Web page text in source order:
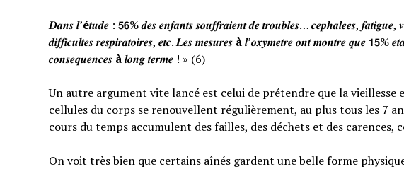
𝑫𝒂𝒏𝒔 𝒍’é𝒕𝒖𝒅𝒆 : 𝟱𝟲% 𝒅𝒆𝒔 𝒆𝒏𝒇𝒂𝒏𝒕𝒔 𝒔𝒐𝒖𝒇𝒇𝒓𝒂𝒊𝒆𝒏𝒕 𝒅𝒆 𝒕𝒓𝒐𝒖𝒃𝒍𝒆𝒔… 𝒄𝒆𝒑𝒉𝒂𝒍𝒆𝒆𝒔, 𝒇𝒂𝒕𝒊𝒈𝒖𝒆,
𝒅𝒊𝒇𝒇𝒊𝒄𝒖𝒍𝒕𝒆𝒔 𝒓𝒆𝒔𝒑𝒊𝒓𝒂𝒕𝒐𝒊𝒓𝒆𝒔, 𝒆𝒕𝒄. 𝑳𝒆𝒔 𝒎𝒆𝒔𝒖𝒓𝒆𝒔 à𝒍’𝒐𝒙𝒚𝒎𝒆𝒕𝒓𝒆 𝒐𝒏𝒕 𝒎𝒐𝒏𝒕𝒓𝒆 𝒒𝒖𝒆 𝟭𝟱%
𝒄𝒐𝒏𝒔𝒆𝒒𝒖𝒆𝒏𝒄𝒆𝒔 à𝒍𝒐𝒏𝒈 𝒕𝒆𝒓𝒎𝒆 ! » (6)
Un autre argument vite lancé est celui de prétendre que la vieillesse
cellules du corps se renouvellent régulièrement, au plus tous les 7
cours du temps accumulent des failles, des déchets et des carences,
On voit très bien que certains aînés gardent une belle forme